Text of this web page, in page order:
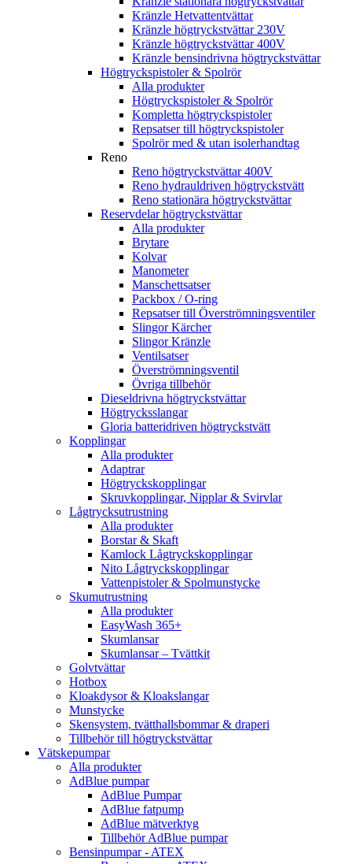
Kränzle Hetvattentvättar
Kränzle högtryckstvättar 230V
Kränzle högtryckstvättar 400V
Kränzle bensindrivna högtryckstvättar
Högtryckspistoler & Spolrör
Alla produkter
Högtryckspistoler & Spolrör
Kompletta högtryckspistoler
Repsatser till högtryckspistoler
Spolrör med & utan isolerhandtag
Reno
Reno högtryckstvättar 400V
Reno hydrauldriven högtryckstvätt
Reno stationära högtryckstvättar
Reservdelar högtryckstvättar
Alla produkter
Brytare
Kolvar
Manometer
Manschettsatser
Packbox / O-ring
Repsatser till Överströmningsventiler
Slingor Kärcher
Slingor Kränzle
Ventilsatser
Överströmningsventil
Övriga tillbehör
Dieseldrivna högtryckstvättar
Högtrycksslangar
Gloria batteridriven högtryckstvätt
Kopplingar
Alla produkter
Adaptrar
Högtryckskopplingar
Skruvkopplingar, Nipplar & Svirvlar
Lågtrycksutrustning
Alla produkter
Borstar & Skaft
Kamlock Lågtryckskopplingar
Nito Lågtryckskopplingar
Vattenpistoler & Spolmunstycke
Skumutrustning
Alla produkter
EasyWash 365+
Skumlansar
Skumlansar – Tvättkit
Golvtvättar
Hotbox
Kloakdysor & Kloakslangar
Munstycke
Skensystem, tvätthallsbommar & draperi
Tillbehör till högtryckstvättar
Vätskepumpar
Alla produkter
AdBlue pumpar
AdBlue Pumpar
AdBlue fatpump
AdBlue mätverktyg
Tillbehör AdBlue pumpar
Bensinpumpar - ATEX